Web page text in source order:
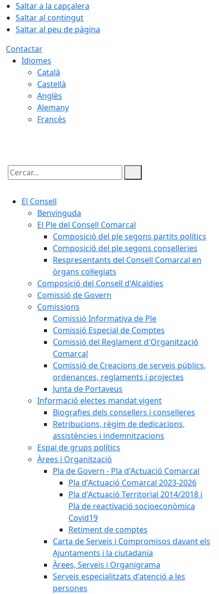
Saltar a la capçalera
Saltar al contingut
Saltar al peu de pàgina
Contactar
Idiomes
Català
Castellà
Anglès
Alemany
Francès
Cercar:
El Consell
Benvinguda
El Ple del Consell Comarcal
Composició del ple segons partits polítics
Composició del ple segons conselleries
Respresentants del Consell Comarcal en
òrgans col·legiats
Composició del Consell d'Alcaldies
Comissió de Govern
Comissions
Comissió Informativa de Ple
Comissió Especial de Comptes
Comissió del Reglament d'Organització
Comarcal
Comissió de Creacions de serveis públics,
ordenances, reglaments i projectes
Junta de Portaveus
Informació electes mandat vigent
Biografies dels consellers i conselleres
Retribucions, règim de dedicacions,
assistències i indemnitzacions
Espai de grups polítics
Àrees i Organització
Pla de Govern - Pla d'Actuació Comarcal
Pla d'Actuació Comarcal 2023-2026
Pla d'Actuació Territorial 2014/2018 i
Pla de reactivació socioeconòmica
Covid19
Retiment de comptes
Carta de Serveis i Compromisos davant els
Ajuntaments i la ciutadania
Àrees, Serveis i Organigrama
Serveis especialitzats d'atenció a les
persones